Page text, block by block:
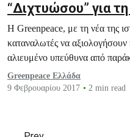
“Διχτυώσου” για
Η Greenpeace, με τη νέα της
καταναλωτές να
αλιευμένο υπεύθυνα από
Greenpeace Ελλάδα
9 Φεβρουαρίου 2017
2 min read